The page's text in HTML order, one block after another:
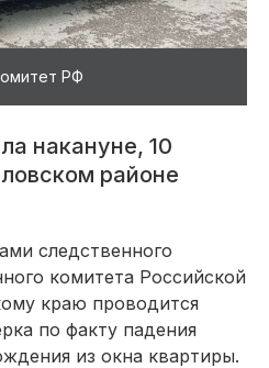
РФ
накануне, 10
районе
следственного
комитета Российской
краю проводится
по факту падения
из окна квартиры.